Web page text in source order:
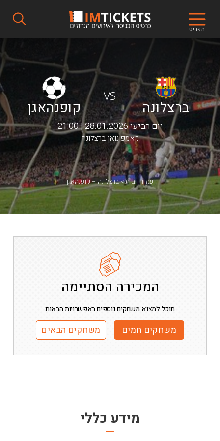
תפריט
ברצלונה
VS
קופנהאגן
יום רביעי 28.01.2026 | 21:00
קאמפ נואו ברצלונה
ברצלונה – קופנהאגן עמוד הבית
המכירה הסתיימה
תוכל למצוא משחקים נוספים באפשרויות הבאות
משחקים חמים משחקים הבאים
מידע כללי